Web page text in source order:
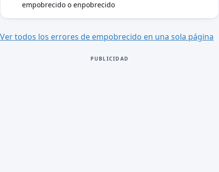
empobrecido o enpobrecido
Ver todos los errores de empobrecido en una sola página
PUBLICIDAD